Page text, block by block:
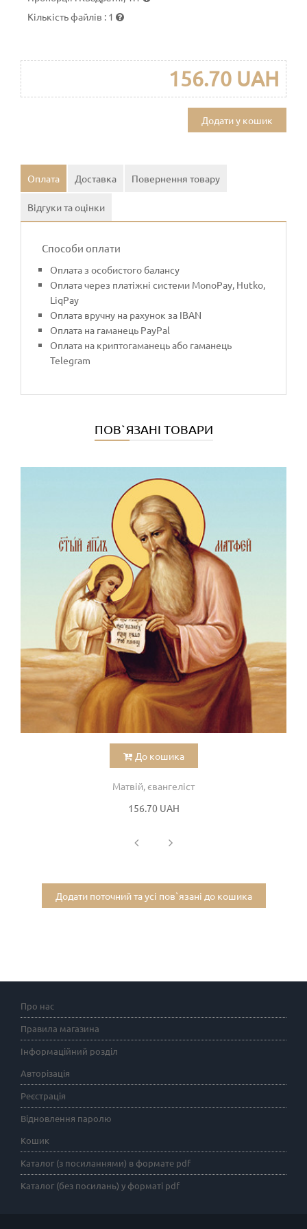
Кількість файлів : 1
156.70 UAH
Додати у кошик
Оплата Доставка Повернення товару
Відгуки та оцінки
Способи оплати
Оплата з особистого балансу
Оплата через платіжні системи MonoPay, Hutko,
LiqPay
Оплата вручну на рахунок за IBAN
Оплата на гаманець PayPal
Оплата на криптогаманець або гаманець
Telegram
ПОВ`ЯЗАНІ ТОВАРИ
До кошика
Матвій, євангеліст
156.70 UAH
Додати поточний та усі пов`язані до кошика
Про нас
Правила магазина
Інформаційний розділ
Авторізація
Реєстрація
Відновлення паролю
Кошик
Каталог (з посиланнями) в формате pdf
Каталог (без посилань) у форматі pdf